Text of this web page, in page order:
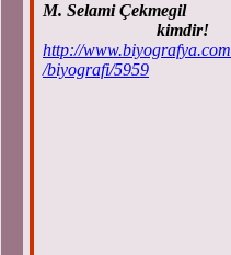
M. Selami Çekmegil
kimdir!
http://www.biyografya.com
/biyografi/5959